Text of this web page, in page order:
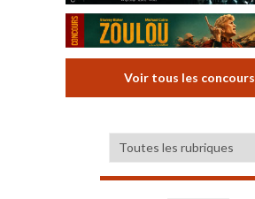
Voir tous les concours